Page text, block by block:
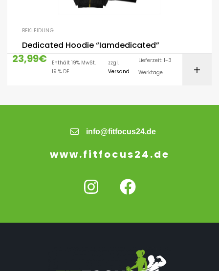
BEKLEIDUNG
Dedicated Hoodie “Iamdedicated”
23,99€
Enthält 19% MwSt.
19 % DE
zzgl.
Versand
Lieferzeit: 1-3
Werktage
info@fitfocus24.de
www.fitfocus24.de